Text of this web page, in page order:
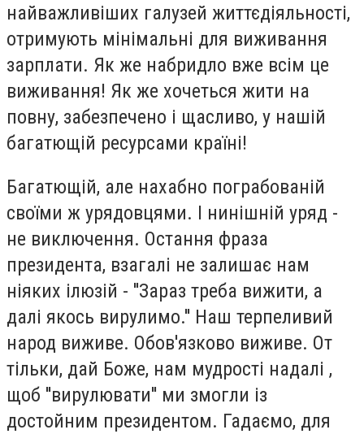
найважливіших галузей життєдіяльності,
отримують мінімальні для виживання
зарплати. Як же набридло вже всім це
виживання! Як же хочеться жити на
повну, забезпечено і щасливо, у нашій
багатющій ресурсами країні!
Багатющій, але нахабно пограбованій
своїми ж урядовцями. І нинішній уряд -
не виключення. Остання фраза
президента, взагалі не залишає нам
ніяких ілюзій - ''Зараз треба вижити, а
далі якось вирулимо.'' Наш терпеливий
народ виживе. Обов'язково виживе. От
тільки, дай Боже, нам мудрості надалі ,
щоб ''вирулювати'' ми змогли із
достойним президентом. Гадаємо, для